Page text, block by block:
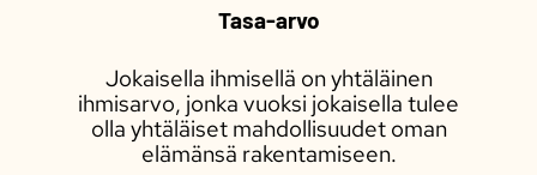
Tasa-arvo
Jokaisella ihmisellä on yhtäläinen
ihmisarvo, jonka vuoksi jokaisella tulee
olla yhtäläiset mahdollisuudet oman
elämänsä rakentamiseen.